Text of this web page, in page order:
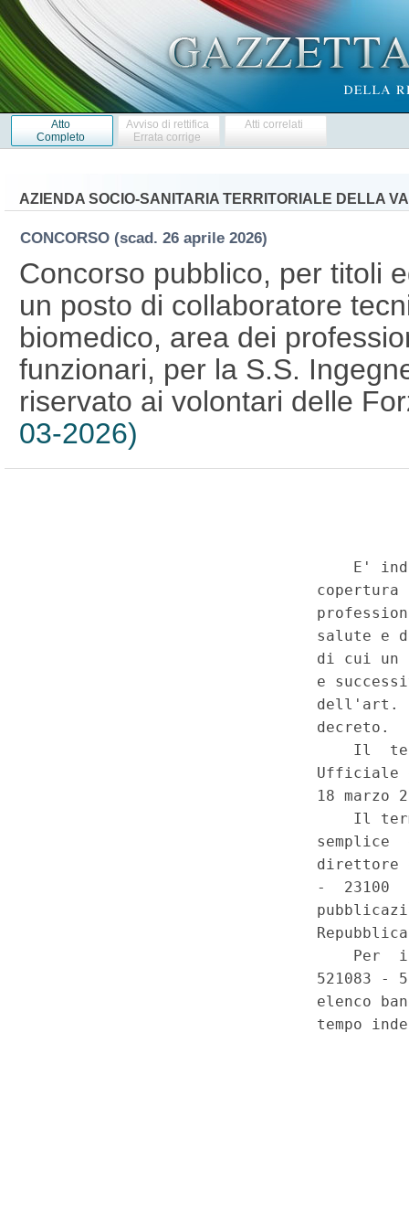
Atto
Completo
Avviso di rettifica
Errata corrige
Atti correlati
AZIENDA SOCIO-SANITARIA TERRITORIALE DELLA
CONCORSO (scad. 26 aprile 2026)
Concorso pubblico, per titoli
un posto di collaboratore
biomedico, area dei
funzionari, per la S.S.
riservato ai volontari delle
03-2026)